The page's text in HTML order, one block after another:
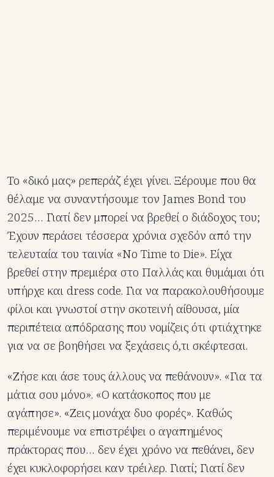
Το «δικό μας» ρεπεράζ έχει γίνει. Ξέρουμε που θα
θέλαμε να συναντήσουμε τον James Bond του
2025… Γιατί δεν μπορεί να βρεθεί ο διάδοχος του;
Έχουν περάσει τέσσερα χρόνια σχεδόν από την
τελευταία του ταινία «No Time to Die». Είχα
βρεθεί στην πρεμιέρα στο Παλλάς και θυμάμαι ότι
υπήρχε και dress code. Για να παρακολουθήσουμε
φίλοι και γνωστοί στην σκοτεινή αίθουσα, μία
περιπέτεια απόδρασης που νομίζεις ότι φτιάχτηκε
για να σε βοηθήσει να ξεχάσεις ό,τι σκέφτεσαι.
«Ζήσε και άσε τους άλλους να πεθάνουν». «Για τα
μάτια σου μόνο». «Ο κατάσκοπος που με
αγάπησε». «Ζεις μονάχα δυο φορές». Καθώς
περιμένουμε να επιστρέψει ο αγαπημένος
πράκτορας που… δεν έχει χρόνο να πεθάνει, δεν
έχει κυκλοφορήσει καν τρέιλερ. Γιατί; Γιατί δεν